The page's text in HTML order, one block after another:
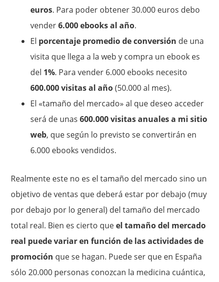
euros. Para poder obtener 30.000 euros debo
vender6.000 ebooks al año.
El porcentaje promedio de conversión de una
visita que llega a la web y compra un ebook es
del 1%. Para vender 6.000 ebooks necesito
600.000 visitas al año(50.000 al mes).
El «tamaño del mercado» al que deseo acceder
será de unas600.000 visitas anuales a mi sitio
web, que según lo previsto se convertirán en
6.000 ebooks vendidos.
Realmente este no es el tamaño del mercado sino un
objetivo de ventas que deberá estar por debajo (muy
por debajo por lo general) del tamaño del mercado
total real. Bien es cierto queel tamaño del mercado
real puede variar en función de las actividades de
promoción que se hagan. Puede ser que en España
sólo 20.000 personas conozcan la medicina cuántica,